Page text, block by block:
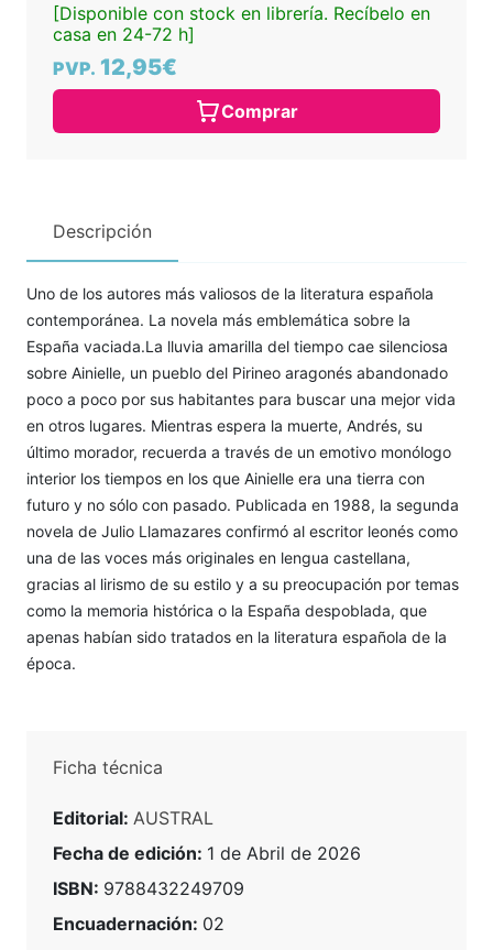
[Disponible con stock en librería. Recíbelo en
casa en 24-72 h]
PVP. 12,95€
Comprar
Descripción
Uno de los autores más valiosos de la literatura española
contemporánea. La novela más emblemática sobre la
España vaciada.La lluvia amarilla del tiempo cae silenciosa
sobre Ainielle, un pueblo del Pirineo aragonés abandonado
poco a poco por sus habitantes para buscar una mejor vida
en otros lugares. Mientras espera la muerte, Andrés, su
último morador, recuerda a través de un emotivo monólogo
interior los tiempos en los que Ainielle era una tierra con
futuro y no sólo con pasado. Publicada en 1988, la segunda
novela de Julio Llamazares confirmó al escritor leonés como
una de las voces más originales en lengua castellana,
gracias al lirismo de su estilo y a su preocupación por temas
como la memoria histórica o la España despoblada, que
apenas habían sido tratados en la literatura española de la
época.
Ficha técnica
Editorial: AUSTRAL
Fecha de edición: 1 de Abril de 2026
ISBN: 9788432249709
Encuadernación: 02